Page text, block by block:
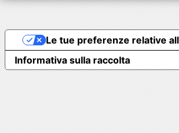
Informativa sulla raccolta
Le tue preferenze relative